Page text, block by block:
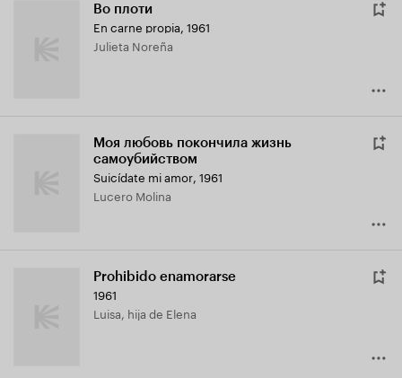
Во плоти
En carne propia, 1961
Julieta Noreña
Моя любовь покончила жизнь
самоубийством
Suicídate mi amor, 1961
Lucero Molina
Prohibido enamorarse
1961
Luisa, hija de Elena